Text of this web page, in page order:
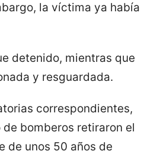
la víctima ya había
detenido, mientras que
y resguardada.
correspondientes,
bomberos retiraron el
de unos 50 años de